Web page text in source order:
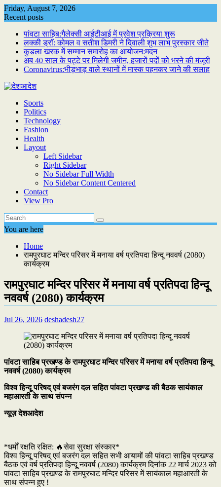
Skip
to
Friday, August 7, 2026
Recent posts
पांवटा साहिब:गैलेक्सी आईटीआई में प्रवेश प्रक्रिया शुरू
लक्की ड्राॅ: कोमल व सतीश डिमरी ने दिवाली शुभ लाभ पुरस्कार जीते
कुडला खरक में सम्मान समारोह का आयोजन:मदन
अब 40 साल के पट्टे पर मिलेगी जमीन, हजारों पदों को भरने की मंजूरी
Coronavirus:भीड़भाड़ वाले स्थानों में मास्क पहनकर जाने की सलाह
Sports
Politics
Technology
Fashion
Health
Layout
Left Sidebar
Right Sidebar
No Sidebar Full Width
No Sidebar Content Centered
Contact
View Pro
You are here
Home
रामपुरघाट मन्दिर परिसर में मनाया वर्ष प्रतिपदा हिन्दू नववर्ष (2080)
कार्यक्रम
रामपुरघाट मन्दिर परिसर में मनाया वर्ष प्रतिपदा हिन्दू
नववर्ष (2080) कार्यक्रम
Jul 26, 2026 deshadesh27
पांवटा साहिब प्रखण्ड के रामपुरघाट मन्दिर परिसर में मनाया वर्ष प्रतिपदा हिन्दू
नववर्ष (2080) कार्यक्रम
विश्व हिन्दू परिषद् एवं बजरंग दल सहित पांवटा प्रखण्ड की बैठक सायंकाल
महाआरती के साथ संपन्न
न्यूज़ देशआदेश
*धर्मों रक्षति रक्षित: 🔥सेवा सुरक्षा संस्कार*
विश्व हिन्दू परिषद् एवं बजरंग दल सहित सभी आयामों की पांवटा साहिब प्रखण्ड
बैठक एवं वर्ष प्रतिपदा हिन्दू नववर्ष (2080) कार्यक्रम दिनांक 22 मार्च 2023 को
पांवटा साहिब प्रखण्ड के रामपुरघाट मन्दिर परिसर में सायंकाल महाआरती के
साथ संपन्न हुए !